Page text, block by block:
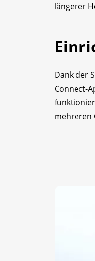
längerer
Dank der
Connect-
mehreren